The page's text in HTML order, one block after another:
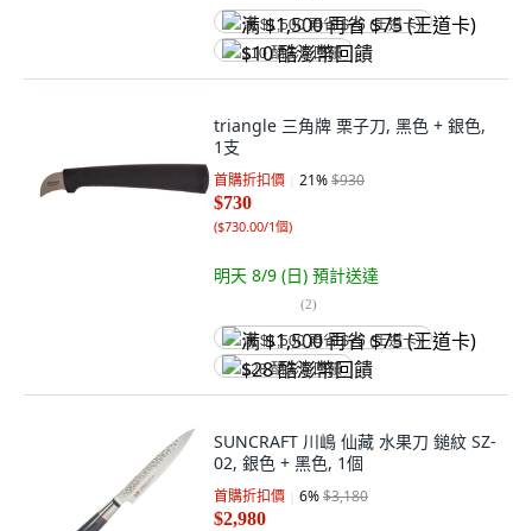
满 $1,500 再省 $75 (王道卡)
$10 酷澎幣回饋
triangle 三角牌 栗子刀, 黑色 + 銀色,
1支
首購折扣價 21%$930
$730
($730.00/1個)
明天 8/9 (日) 預計送達
(2)
满 $1,500 再省 $75 (王道卡)
$28 酷澎幣回饋
SUNCRAFT 川嶋 仙藏 水果刀 鎚紋 SZ-
02, 銀色 + 黑色, 1個
首購折扣價 6%$3,180
$2,980